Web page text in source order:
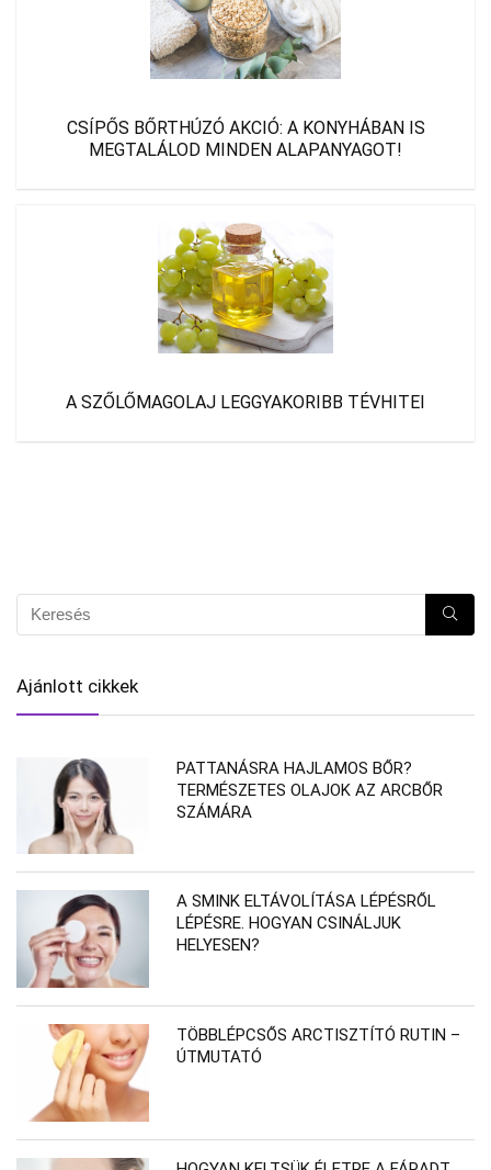
CSÍPŐS BŐRTHÚZÓ AKCIÓ: A KONYHÁBAN IS
MEGTALÁLOD MINDEN ALAPANYAGOT!
A SZŐLŐMAGOLAJ LEGGYAKORIBB TÉVHITEI
Ajánlott cikkek
PATTANÁSRA HAJLAMOS BŐR?
TERMÉSZETES OLAJOK AZ ARCBŐR
SZÁMÁRA
A SMINK ELTÁVOLÍTÁSA LÉPÉSRŐL
LÉPÉSRE. HOGYAN CSINÁLJUK
HELYESEN?
TÖBBLÉPCSŐS ARCTISZTÍTÓ RUTIN –
ÚTMUTATÓ